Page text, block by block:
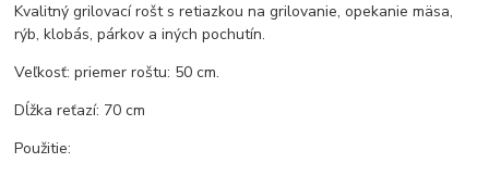
Kvalitný grilovací rošt s retiazkou na grilovanie, opekanie mäsa,
rýb, klobás, párkov a iných pochutín.
Veľkosť: priemer roštu: 50 cm.
Dĺžka reťazí: 70 cm
Použitie: